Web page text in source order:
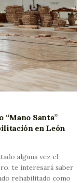
“Mano Santa”
en León
alguna vez el
te interesará saber
rehabilitado como